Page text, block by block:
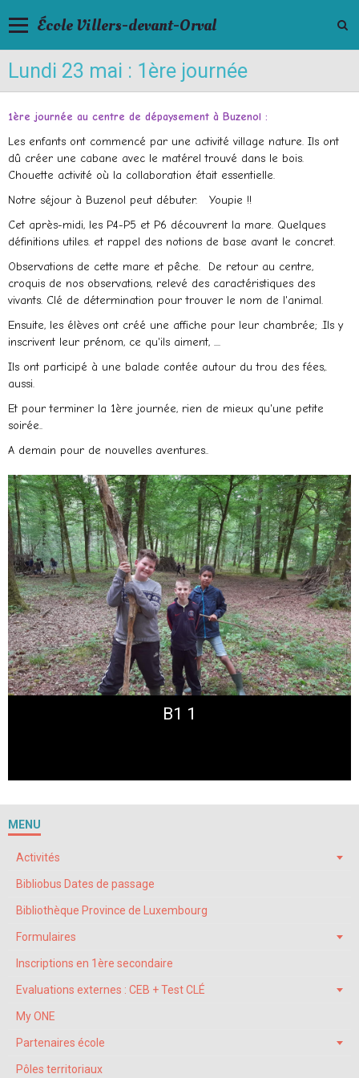
École Villers-devant-Orval
Lundi 23 mai : 1ère journée
1ère journée au centre de dépaysement à Buzenol :
Les enfants ont commencé par une activité village nature. Ils ont
dû créer une cabane avec le matérel trouvé dans le bois.
Chouette activité où la collaboration était essentielle.
Notre séjour à Buzenol peut débuter. Youpie !!
Cet après-midi, les P4-P5 et P6 découvrent la mare. Quelques
définitions utiles. et rappel des notions de base avant le concret.
Observations de cette mare et pêche. De retour au centre,
croquis de nos observations, relevé des caractéristiques des
vivants. Clé de détermination pour trouver le nom de l'animal.
Ensuite, les élèves ont créé une affiche pour leur chambrée; .Ils y
inscrivent leur prénom, ce qu'ils aiment, ....
Ils ont participé à une balade contée autour du trou des fées,.
aussi.
Et pour terminer la 1ère journée, rien de mieux qu'une petite
soirée..
A demain pour de nouvelles aventures..
B1 1
MENU
Activités
Bibliobus Dates de passage
Bibliothèque Province de Luxembourg
Formulaires
Inscriptions en 1ère secondaire
Evaluations externes : CEB + Test CLÉ
My ONE
Partenaires école
Pôles territoriaux